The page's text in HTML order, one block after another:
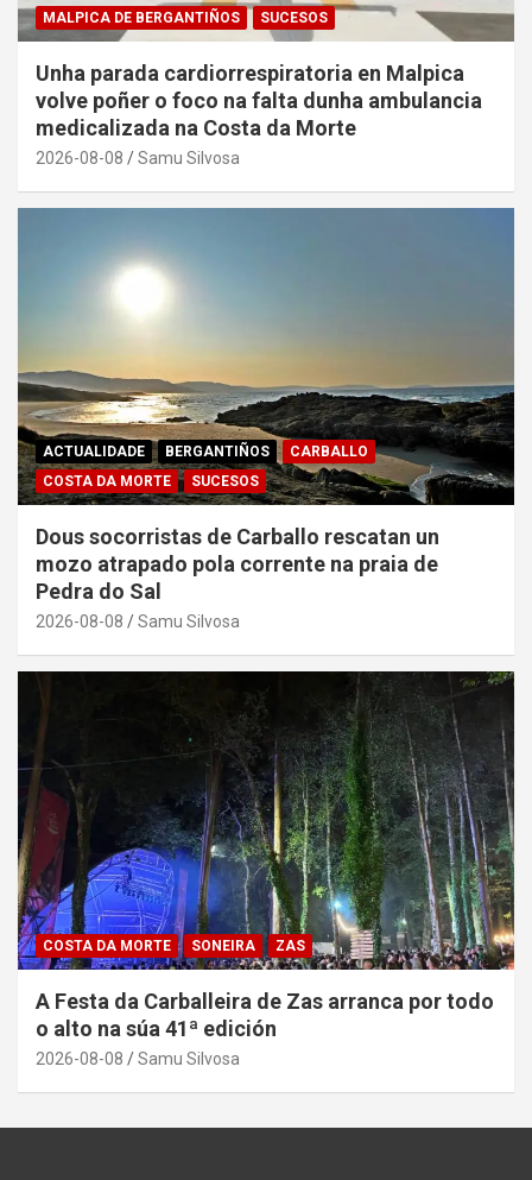
MALPICA DE BERGANTIÑOS
SUCESOS
Unha parada cardiorrespiratoria en Malpica
volve poñer o foco na falta dunha ambulancia
medicalizada na Costa da Morte
2026-08-08 Samu Silvosa
ACTUALIDADE BERGANTIÑOS
CARBALLO
COSTA DA MORTE
SUCESOS
Dous socorristas de Carballo rescatan un
mozo atrapado pola corrente na praia de
Pedra do Sal
2026-08-08 Samu Silvosa
COSTA DA MORTE SONEIRA ZAS
A Festa da Carballeira de Zas arranca por todo
o alto na súa 41ª edición
2026-08-08 Samu Silvosa